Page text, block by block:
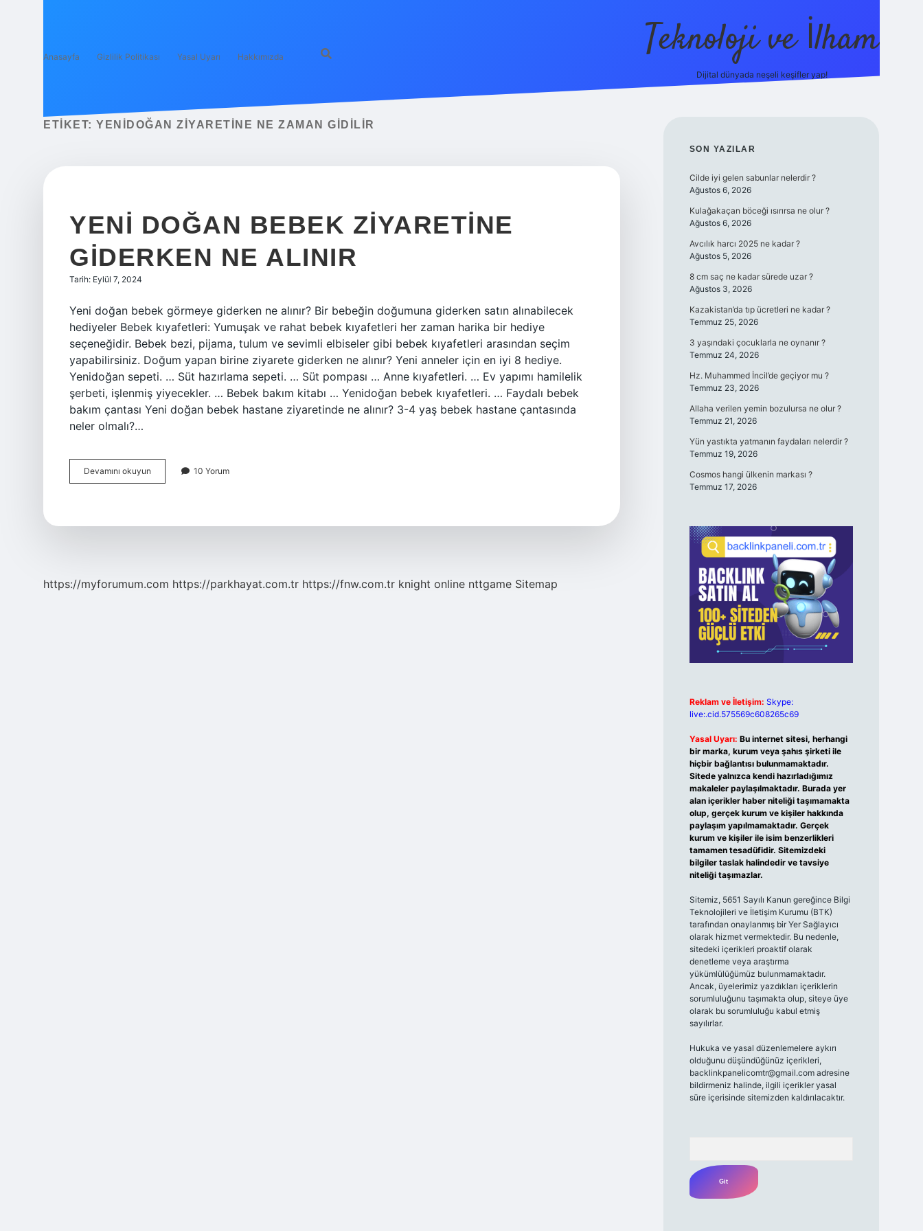
Anasayfa Gizlilik Politikası Yasal Uyarı Hakkımızda Teknoloji ve İlham
Dijital dünyada neşeli keşifler yap!
ETIKET: YENIDOĞAN ZIYARETINE NE ZAMAN GIDILIR
YENI DOĞAN BEBEK ZIYARETINE
GIDERKEN NE ALINIR
Tarih: Eylül 7, 2024
Yeni doğan bebek görmeye giderken ne alınır? Bir bebeğin doğumuna giderken satın alınabilecek
hediyeler Bebek kıyafetleri: Yumuşak ve rahat bebek kıyafetleri her zaman harika bir hediye
seçeneğidir. Bebek bezi, pijama, tulum ve sevimli elbiseler gibi bebek kıyafetleri arasından seçim
yapabilirsiniz. Doğum yapan birine ziyarete giderken ne alınır? Yeni anneler için en iyi 8 hediye.
Yenidoğan sepeti. … Süt hazırlama sepeti. … Süt pompası … Anne kıyafetleri. … Ev yapımı hamilelik
şerbeti, işlenmiş yiyecekler. … Bebek bakım kitabı … Yenidoğan bebek kıyafetleri. … Faydalı bebek
bakım çantası Yeni doğan bebek hastane ziyaretinde ne alınır? 3-4 yaş bebek hastane çantasında
neler olmalı?…
Devamını okuyun
Doğan
10 Yorum
https://myforumum.com https://parkhayat.com.tr https://fnw.com.tr knight online nttgame Sitemap
SIDEBAR
SON YAZILAR
Cilde iyi gelen sabunlar nelerdir ?
Ağustos 6, 2026
Kulağakaçan böceği ısırırsa ne olur ?
Ağustos 6, 2026
Avcılık harcı 2025 ne kadar ?
Ağustos 5, 2026
8 cm saç ne kadar sürede uzar ?
Ağustos 3, 2026
Kazakistan’da tıp ücretleri ne kadar ?
Temmuz 25, 2026
3 yaşındaki çocuklarla ne oynanır ?
Temmuz 24, 2026
Hz. Muhammed İncil’de geçiyor mu ?
Temmuz 23, 2026
Allaha verilen yemin bozulursa ne olur ?
Temmuz 21, 2026
Yün yastıkta yatmanın faydaları nelerdir ?
Temmuz 19, 2026
Cosmos hangi ülkenin markası ?
Temmuz 17, 2026
Reklam ve İletişim: Skype:
live:.cid.575569c608265c69
Yasal Uyarı: Bu internet sitesi, herhangi
bir marka, kurum veya şahıs şirketi ile
hiçbir bağlantısı bulunmamaktadır.
Sitede yalnızca kendi hazırladığımız
makaleler paylaşılmaktadır. Burada yer
alan içerikler haber niteliği taşımamakta
olup, gerçek kurum ve kişiler hakkında
paylaşım yapılmamaktadır. Gerçek
kurum ve kişiler ile isim benzerlikleri
tamamen tesadüfidir. Sitemizdeki
bilgiler taslak halindedir ve tavsiye
niteliği taşımazlar.
Sitemiz, 5651 Sayılı Kanun gereğince Bilgi
Teknolojileri ve İletişim Kurumu (BTK)
tarafından onaylanmış bir Yer Sağlayıcı
olarak hizmet vermektedir. Bu nedenle,
sitedeki içerikleri proaktif olarak
denetleme veya araştırma
yükümlülüğümüz bulunmamaktadır.
Ancak, üyelerimiz yazdıkları içeriklerin
sorumluluğunu taşımakta olup, siteye üye
olarak bu sorumluluğu kabul etmiş
sayılırlar.
Hukuka ve yasal düzenlemelere aykırı
olduğunu düşündüğünüz içerikleri,
backlinkpanelicomtr@gmail.comadresine
bildirmeniz halinde, ilgili içerikler yasal
süre içerisinde sitemizden kaldırılacaktır.